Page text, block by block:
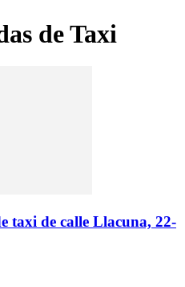
de Taxi
taxi de calle Llacuna, 22-